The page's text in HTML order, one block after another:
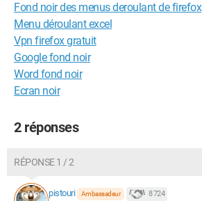
Fond noir des menus deroulant de firefox
Menu déroulant excel
Vpn firefox gratuit
Google fond noir
Word fond noir
Ecran noir
2 réponses
RÉPONSE 1 / 2
pistouri Ambassadeur 8 724